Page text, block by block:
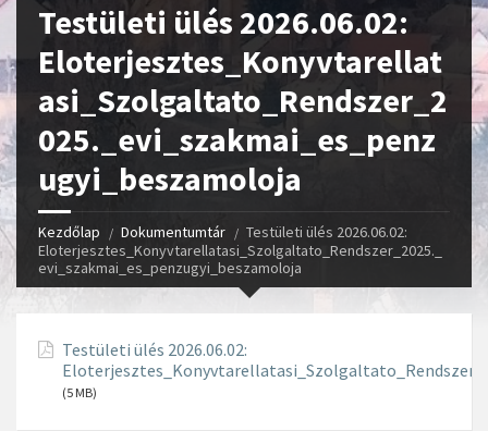
Testületi ülés 2026.06.02:
Eloterjesztes_Konyvtarellat
asi_Szolgaltato_Rendszer_2
025._evi_szakmai_es_penz
ugyi_beszamoloja
Kezdőlap Dokumentumtár
Testületi ülés 2026.06.02:
Eloterjesztes_Konyvtarellatasi_Szolgaltato_Rendszer_2025._
evi_szakmai_es_penzugyi_beszamoloja
Testületi ülés 2026.06.02:
(5 MB)